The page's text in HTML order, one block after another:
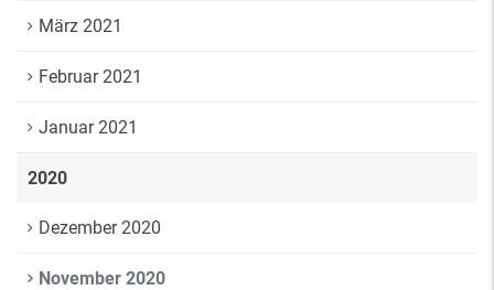
März 2021
Februar 2021
Januar 2021
2020
Dezember 2020
November 2020